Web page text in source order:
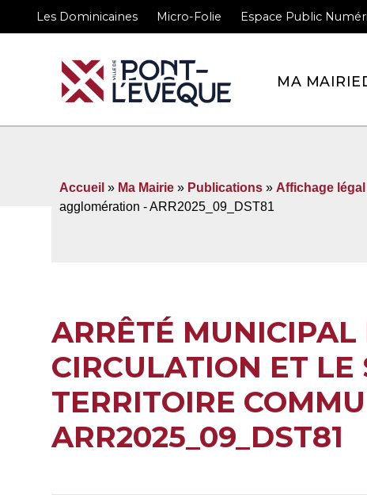
Les Dominicaines Micro-Folie Espace Public
MA MAIRIE
Accueil » Ma Mairie » Publications » Affichage légal
agglomération - ARR2025_09_DST81
ARRÊTÉ
CIRCULATION ET
TERRITOIRE
ARR2025_09_DST81